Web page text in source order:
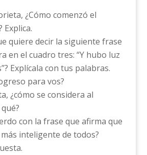
¿Cómo comenzó el
Explica.
quiere decir la siguiente frase
en el cuadro tres: “Y hubo luz
Explícala con tus palabras.
para vos?
¿cómo se considera al
con la frase que afirma que
inteligente de todos?